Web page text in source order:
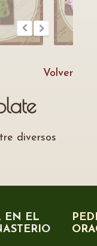
Volver
diversos
EN EL